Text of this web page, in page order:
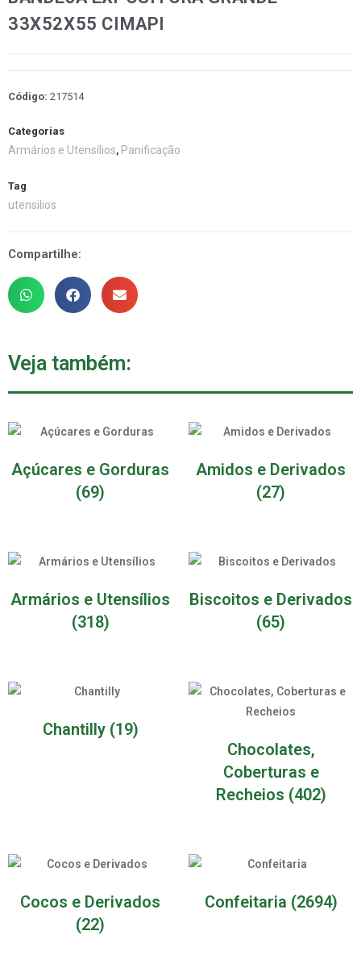
33X52X55 CIMAPI
Código: 217514
Categorias
Armários e Utensílios, Panificação
Tag
utensilios
Compartilhe:
Veja também:
Açúcares e Gorduras
(69)
Amidos e Derivados
(27)
Armários e Utensílios
(318)
Biscoitos e Derivados
(65)
Chantilly (19)
Chocolates,
Coberturas e
Recheios (402)
Cocos e Derivados
(22)
Confeitaria (2694)